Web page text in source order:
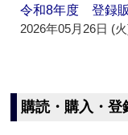
令和8年度 登録
2026年05月26日 (
購読・購入・登